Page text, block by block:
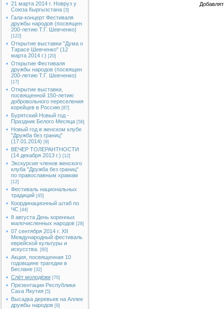
21 марта 2014 г. Новруз у
Союза Кыргызстана [3]
Гала-концерт Фестиваля
дружбы народов (посвящен
200-летию Т.Г. Шевченко)
[122]
Открытие выставки "Дума о
Тарасе Шевченко" (12
марта 2014 г.) [20]
Открытие Фестиваля
дружбы народов (посвящен
200-летию Т.Г. Шевченко)
[17]
Открытие выставки,
посвященной 150-летию
добровольного переселения
корейцев в Россию [87]
Бурятский Новый год -
Праздник Белого Месяца [56]
Новый год в женском клубе
"Дружба без границ"
(17.01.2014) [9]
ВЕЧЕР ТОЛЕРАНТНОСТИ
(14 декабря 2013 г.) [12]
Экскурсия членов женского
клуба "Дружба без границ"
по православным храмам
[12]
Фестиваль национальных
традиций [45]
Координационный штаб по
ЧС [44]
8 августа День коренных
малочисленных народов [28]
07 сентября 2014 г. XII
Международный фестиваль
еврейской культуры и
искусства.
[60]
Акция, посвященная 10
годовщине трагедии в
Беслане [32]
Слёт молодёжи [70]
Презентации Республики
Саха Якутия [5]
Высадка деревьев на Аллее
дружбы народов [9]